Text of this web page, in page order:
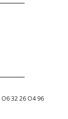
O6 32 26 O4 96